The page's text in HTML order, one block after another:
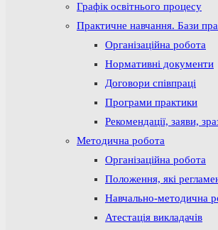
Графік освітнього процесу
Практичне навчання. Бази
Організаційна робота
Нормативні документи
Договори співпраці
Програми практики
Рекомендації, заяви,
Методична робота
Організаційна робота
Положення, які
Навчально-методична
Атестація викладачів